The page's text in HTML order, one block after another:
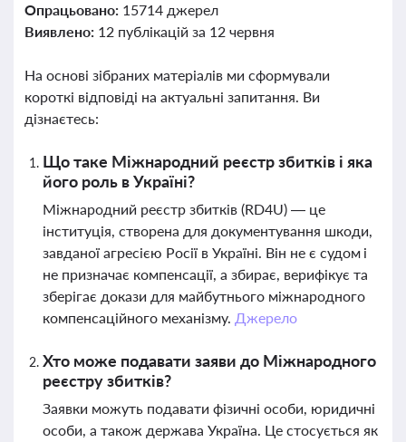
Опрацьовано: 15714 джерел
Виявлено: 12 публікацій за 12 червня
На основі зібраних матеріалів ми сформували
короткі відповіді на актуальні запитання. Ви
дізнаєтесь:
Що таке Міжнародний реєстр збитків і яка
його роль в Україні?
Міжнародний реєстр збитків (RD4U) — це
інституція, створена для документування шкоди,
завданої агресією Росії в Україні. Він не є судом і
не призначає компенсації, а збирає, верифікує та
зберігає докази для майбутнього міжнародного
компенсаційного механізму. Джерело
Хто може подавати заяви до Міжнародного
реєстру збитків?
Заявки можуть подавати фізичні особи, юридичні
особи, а також держава Україна. Це стосується як